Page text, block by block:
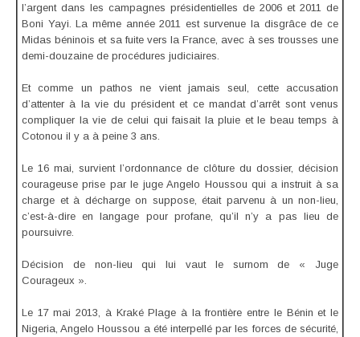
l’argent dans les campagnes présidentielles de 2006 et 2011 de
Boni Yayi. La même année 2011 est survenue la disgrâce de ce
Midas béninois et sa fuite vers la France, avec à ses trousses une
demi-douzaine de procédures judiciaires.
Et comme un pathos ne vient jamais seul, cette accusation
d’attenter à la vie du président et ce mandat d’arrêt sont venus
compliquer la vie de celui qui faisait la pluie et le beau temps à
Cotonou il y a à peine 3 ans.
Le 16 mai, survient l’ordonnance de clôture du dossier, décision
courageuse prise par le juge Angelo Houssou qui a instruit à sa
charge et à décharge on suppose, était parvenu à un non-lieu,
c’est-à-dire en langage pour profane, qu’il n’y a pas lieu de
poursuivre.
Décision de non-lieu qui lui vaut le surnom de « Juge
Courageux ».
Le 17 mai 2013, à Kraké Plage à la frontière entre le Bénin et le
Nigeria, Angelo Houssou a été interpellé par les forces de sécurité,